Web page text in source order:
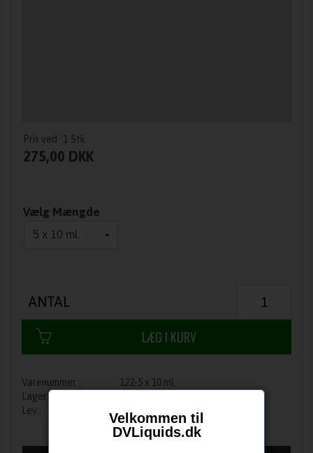
Pris ved 1 Stk
275,00 DKK
Vælg Mængde
ANTAL
122-5 x 10 ml.
1-3 dage
Velkommen til
DVLiquids.dk